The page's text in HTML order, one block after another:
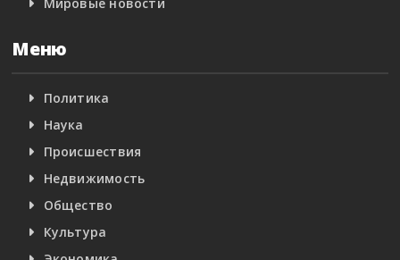
Меню
Политика
Наука
Происшествия
Недвижимость
Общество
Культура